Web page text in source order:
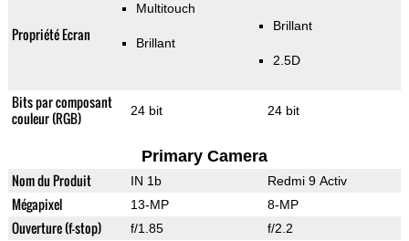
Propriété Ecran
Multitouch
Brillant
Brillant
2.5D
Bits par composant
couleur (RGB)
24 bit 24 bit
Primary Camera
Nom du Produit IN 1b Redmi 9 Activ
Mégapixel 13-MP 8-MP
Ouverture (f-stop) f/1.85 f/2.2